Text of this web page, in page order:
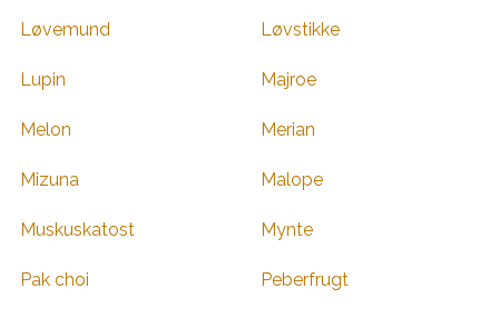
Løvemund Løvstikke
Lupin Majroe
Melon Merian
Mizuna Malope
Muskuskatost Mynte
Pak choi Peberfrugt